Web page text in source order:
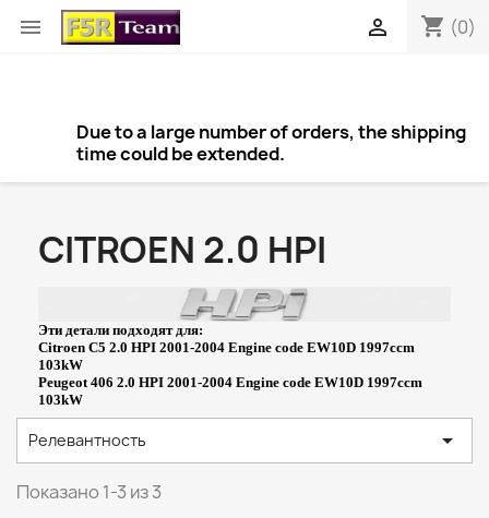
 shopping_cart (0)

Due to a large number of orders, the shipping
time could be extended.
CITROEN 2.0 HPI
Эти детали подходят для:
Citroen C5 2.0 HPI 2001-2004 Engine code EW10D 1997ccm
103kW
Peugeot 406 2.0 HPI 2001-2004 Engine code EW10D 1997ccm
103kW
Релевантность 
Показано 1-3 из 3